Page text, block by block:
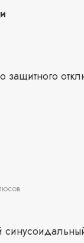
системах.
защитного